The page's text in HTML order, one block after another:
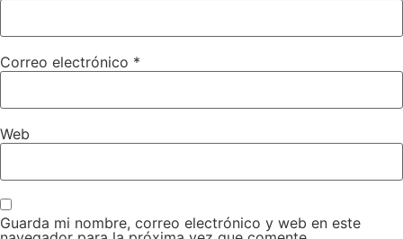
Correo electrónico *
Web
Guarda mi nombre, correo electrónico y web en este